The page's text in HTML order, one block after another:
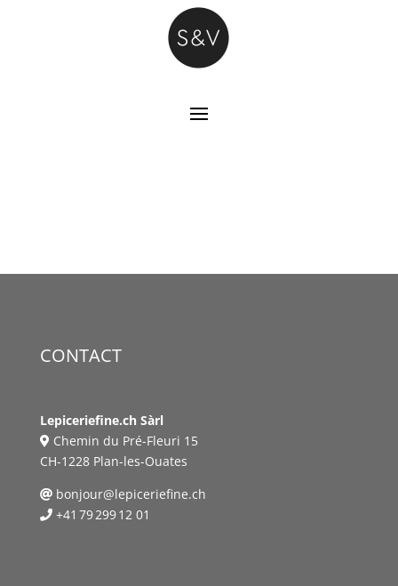
CONTACT
Lepiceriefine.ch Sàrl
Chemin du Pré-Fleuri 15
CH-1228 Plan-les-Ouates
bonjour@lepiceriefine.ch
+41 79 299 12 01